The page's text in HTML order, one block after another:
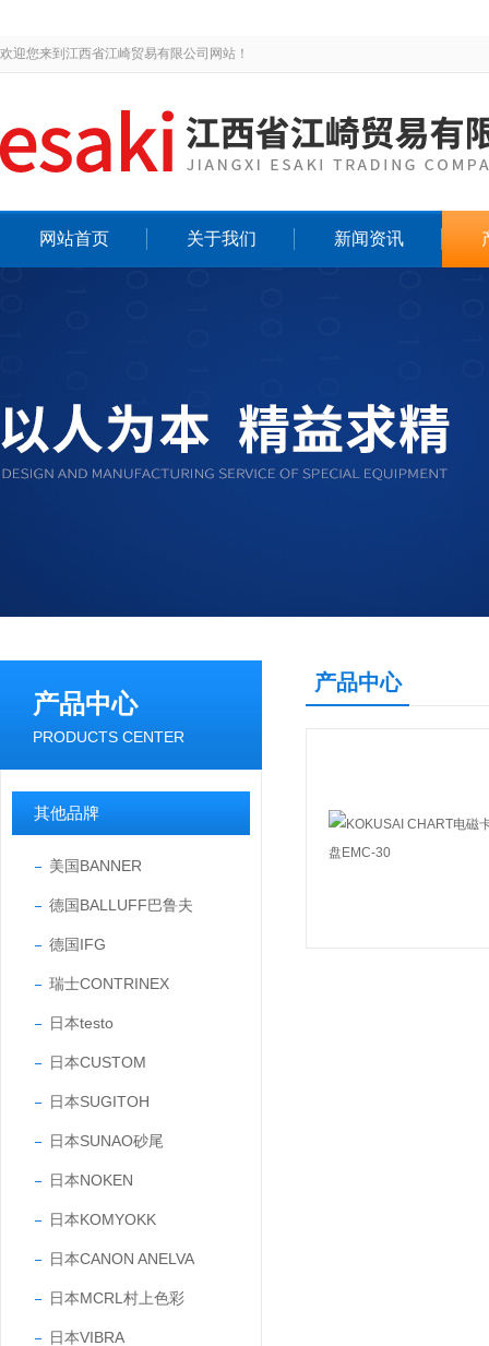
欢迎您来到江西省江崎贸易有限公司网站！
网站首页 关于我们 新闻资讯
产品中心
PRODUCTS CENTER
其他品牌
美国BANNER
德国BALLUFF巴鲁夫
德国IFG
瑞士CONTRINEX
日本testo
日本CUSTOM
日本SUGITOH
日本SUNAO砂尾
日本NOKEN
日本KOMYOKK
日本CANON ANELVA
日本MCRL村上色彩
日本VIBRA
产品中心